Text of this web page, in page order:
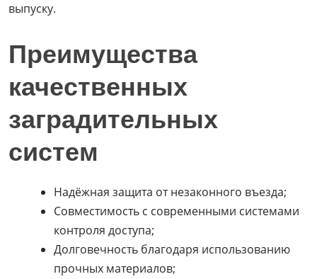
выпуску.
Преимущества
качественных
заградительных
систем
Надёжная защита от незаконного въезда;
Совместимость с современными системами
контроля доступа;
Долговечность благодаря использованию
прочных материалов;